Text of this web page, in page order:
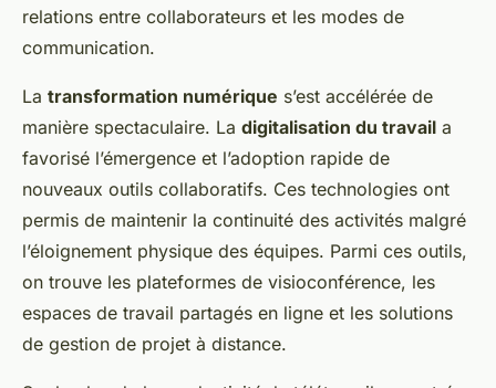
relations entre collaborateurs et les modes de
communication.
La transformation numérique s’est accélérée de
manière spectaculaire. La digitalisation du travail a
favorisé l’émergence et l’adoption rapide de
nouveaux outils collaboratifs. Ces technologies ont
permis de maintenir la continuité des activités malgré
l’éloignement physique des équipes. Parmi ces outils,
on trouve les plateformes de visioconférence, les
espaces de travail partagés en ligne et les solutions
de gestion de projet à distance.